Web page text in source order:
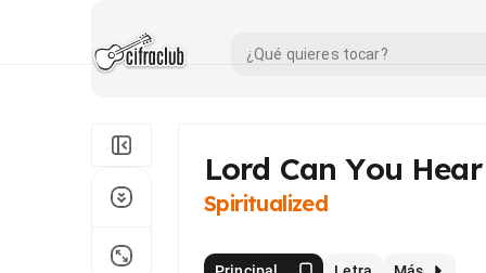
Lord Can You
Spiritualized